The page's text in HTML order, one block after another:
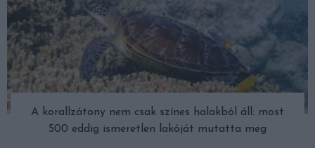
A korallzátony nem csak színes halakból áll: most
500 eddig ismeretlen lakóját mutatta meg